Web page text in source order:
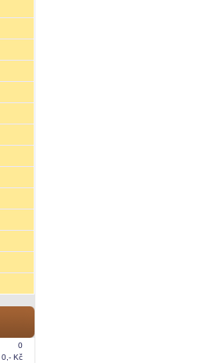
0
0,- Kč